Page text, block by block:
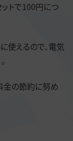
ットで100円につ
使えるので、電気
金の節約に努め